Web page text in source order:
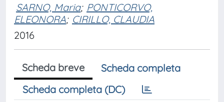
SARNO, Maria; PONTICORVO,
ELEONORA; CIRILLO, CLAUDIA
2016
Scheda breve
Scheda completa
Scheda completa (DC)